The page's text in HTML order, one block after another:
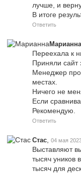
лучше, и
В итоге
Ответить
Марианна
Переехала к
Приняли сайт
Менеджер
местах.
Ничего не
Если
Рекомендую.
Ответить
Стас 04 мая
Выставляют
тысяч уников
тысяч для